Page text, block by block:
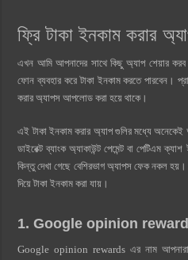
ফ্রি টাকা ইনকাম করার
এখন আমি আপনাদের সাথে কিছু অ্যাপ শেয়ার করব
ফোন ব্যবহার করে টাকা ইনকাম করতে পারবেন।
করার অ্যাপস আপলোড করা হয়ে থাকে।
এই টাকা ইনকাম করার অ্যাপ গুলির মধ্যে অনেকেই
ডাইরেক্ট ব্যাংক অ্যাকাউন্ট পেমেন্ট বা পেটিএম
কিন্তু দেখা গেছে বেশিরভাগ অ্যাপস ফেক নকল
দিয়ে টাকা ইনকাম করা যায়।
1. Google opinion
Google opinion rewards এর নাম